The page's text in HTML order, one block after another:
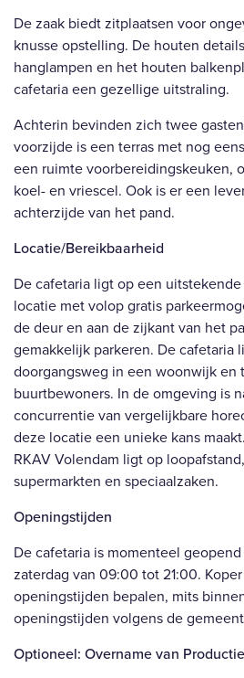
De zaak biedt zitplaatsen voor
knusse opstelling. De houten
hanglampen en het houten
cafetaria een gezellige uitstraling.
Achterin bevinden zich twee
voorzijde is een terras met nog
een ruimte voorbereidingskeuken,
koel- en vriescel. Ook is er een
achterzijde van het pand.
Locatie/Bereikbaarheid
De cafetaria ligt op een
locatie met volop gratis
de deur en aan de zijkant van het
gemakkelijk parkeren. De cafetaria
doorgangsweg in een woonwijk en
buurtbewoners. In de omgeving is
concurrentie van vergelijkbare
deze locatie een unieke kans
RKAV Volendam ligt op
supermarkten en speciaalzaken.
Openingstijden
De cafetaria is momenteel
zaterdag van 09:00 tot 21:00.
openingstijden bepalen, mits
openingstijden volgens de
Optioneel: Overname van